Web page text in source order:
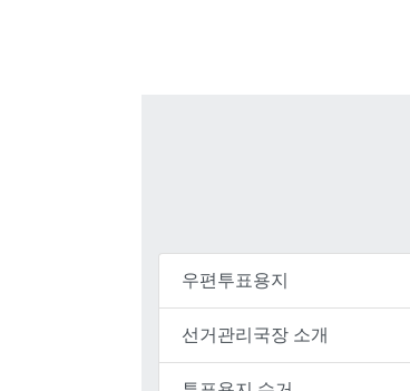
우편투표용지
선거관리국장 소개